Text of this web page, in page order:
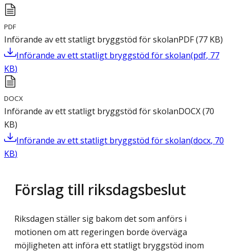
PDF
Införande av ett statligt bryggstöd för skolanPDF(77 KB)
Införande av ett statligt bryggstöd för skolan(pdf, 77
KB)
DOCX
Införande av ett statligt bryggstöd för skolanDOCX(70
KB)
Införande av ett statligt bryggstöd för skolan(docx, 70
KB)
Förslag till riksdagsbeslut
Riksdagen ställer sig bakom det som anförs i
motionen om att regeringen borde överväga
möjligheten att införa ett statligt bryggstöd inom